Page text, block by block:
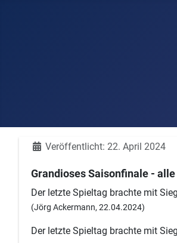
DetailsVeröffentlicht: 22. April 2024
Grandioses Saisonfinale -
Der letzte Spieltag brachte mit
(Jörg Ackermann, 22.04.2024)
Der letzte Spieltag brachte mit